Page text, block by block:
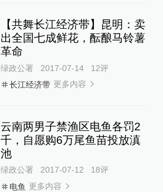
【共舞长江经济带】昆明：卖
出全国七成鲜花，酝酿马铃薯
革命
绿政公署 2017-07-14 12评
长江经济带 更多内容
云南两男子禁渔区电鱼各罚2
千，自愿购6万尾鱼苗投放滇
池
绿政公署 2017-07-12 18评
电鱼 更多内容